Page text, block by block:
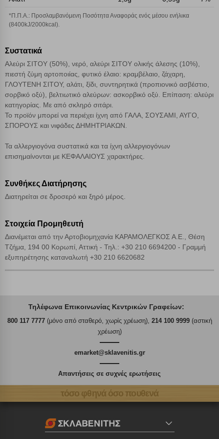
*Π.Π.Α.: Προσλαμβανόμενη Ποσότητα Αναφοράς ενός μέσου ενήλικα
(8400kJ/2000kcal).
Συστατικά
Αλεύρι ΣΙΤΟΥ (50%), νερό, αλεύρι ΣΙΤΟΥ ολικής άλεσης (10%),
πιεστή ζύμη αρτοποιίας, φυτικό έλαιο: κραμβέλαιο, ζάχαρη,
ΓΛΟΥΤΕΝΗ ΣΙΤΟΥ, αλάτι, ξίδι, συντηρητικά (προπιονικό ασβέστιο,
σορβικό οξύ), βελτιωτικό αλεύρων: ασκορβικό οξύ. Επίπαση: αλεύρι
κατηγορίας. Με από σκληρό σιτάρι.
Το προϊόν μπορεί να περιέχει ίχνη από ΓΑΛΑ, ΣΟΥΣΑΜΙ, ΑΥΓΟ,
ΣΠΟΡΟΥΣ και νιφάδες ΔΗΜΗΤΡΙΑΚΩΝ.
Τα αλλεργιογόνα συστατικά και τα ίχνη αλλεργιογόνων
επισημαίνονται με ΚΕΦΑΛΑΙΟΥΣ χαρακτήρες.
Συνθήκες Διατήρησης
Διατηρείται σε δροσερό και ξηρό μέρος.
Στοιχεία Προμηθευτή
Διανέμεται από την Αρτοβιομηχανία ΚΑΡΑΜΟΛΕΓΚΟΣ Α.Ε., Θέση
Τζήμα, 194 00 Κορωπί, Αττική - Τηλ.: +30 210 6694200 - Γραμμή
εξυπηρέτησης καταναλωτή +30 210 6620682
Τηλέφωνα Επικοινωνίας Κεντρικών Γραφείων:
800 117 7777(μόνο από σταθερό, χωρίς χρέωση), 214 100 9999(αστική
χρέωση)
emarket@sklavenitis.gr
Απαντήσεις σε συχνές ερωτήσεις
τόσο φθηνά όσο πουθενά
Αποθήκευση ρυθμίσεων
Αποδοχή όλων